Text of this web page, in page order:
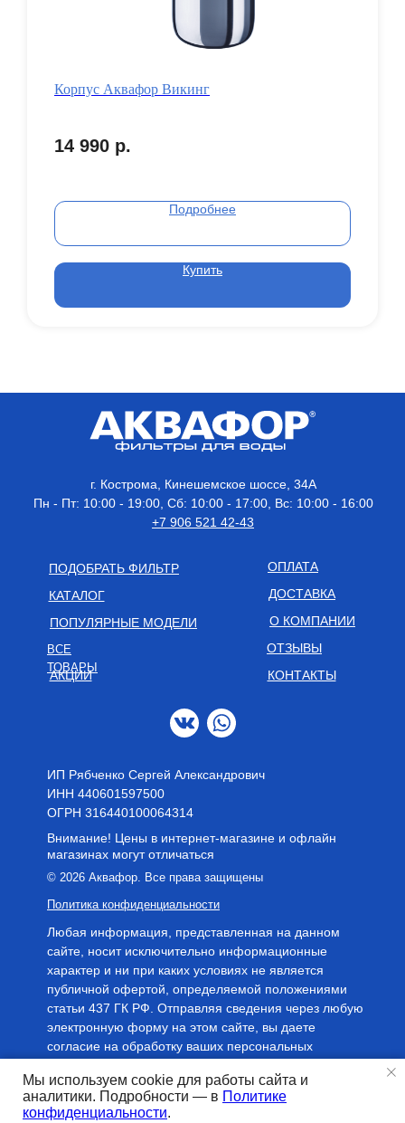
Мы используем cookie для работы сайта и
аналитики. Подробности — в Политике
конфиденциальности.
Корпус Аквафор Викинг
14 990 р.
Подробнее
Купить
© 2026 Аквафор. Все права защищены
Политика конфиденциальности
Внимание! Цены в интернет-магазине и офлайн
магазинах могут отличаться
г. Кострома, Кинешемское шоссе, 34А
Пн - Пт: 10:00 - 19:00, Сб: 10:00 - 17:00, Вс: 10:00 - 16:00
+7 906 521 42-43
Любая информация, представленная на данном
сайте, носит исключительно информационные
характер и ни при каких условиях не является
публичной офертой, определяемой положениями
статьи 437 ГК РФ. Отправляя сведения через любую
электронную форму на этом сайте, вы даете
согласие на обработку ваших персональных
КАТАЛОГ
О КОМПАНИИ
КОНТАКТЫ
ОПЛАТА
АКЦИИ
ПОПУЛЯРНЫЕ МОДЕЛИ
ДОСТАВКА
ОТЗЫВЫ
ВСЕ
ТОВАРЫ
ПОДОБРАТЬ ФИЛЬТР
ИП Рябченко Сергей Александрович
ИНН 440601597500
OГРН 316440100064314
Made on Tilda